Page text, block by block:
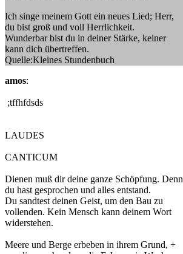
Ich singe meinem Gott ein neues Lied; Herr,
du bist groß und voll Herrlichkeit.
Wunderbar bist du in deiner Stärke, keiner
kann dich übertreffen.
Quelle:Kleines Stundenbuch
amos:
;tffhfdsds
LAUDES
CANTICUM
Dienen muß dir deine ganze Schöpfung. Denn
du hast gesprochen und alles entstand.
Du sandtest deinen Geist, um den Bau zu
vollenden. Kein Mensch kann deinem Wort
widerstehen.
Meere und Berge erbeben in ihrem Grund, +